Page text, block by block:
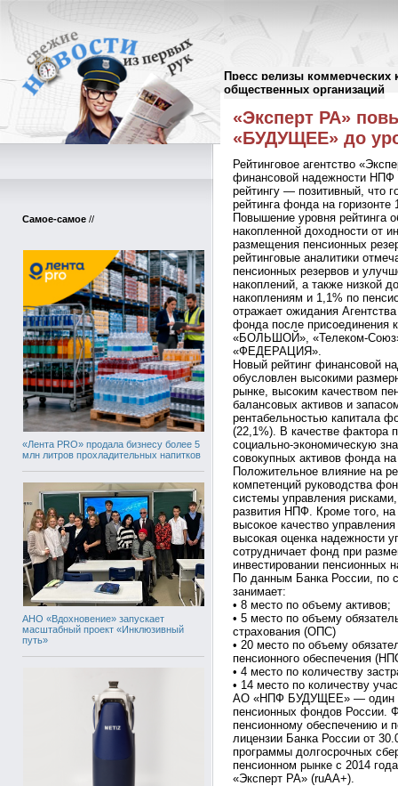
Пресс релизы коммерческих
общественных организаций
Самое-самое //
«Лента PRO» продала бизнесу более 5
млн литров прохладительных напитков
АНО «Вдохновение» запускает
масштабный проект «Инклюзивный
путь»
Пресс-релизы//
«Эксперт РА»
«БУДУЩЕЕ» до
Рейтинговое агентство
финансовой надежности
рейтингу — позитивный, что
рейтинга фонда на горизонте
Повышение уровня рейтинга
накопленной доходности от
размещения пенсионных
рейтинговые аналитики
пенсионных резервов и
накоплений, а также низкой
накоплениям и 1,1% по
отражает ожидания
фонда после
«БОЛЬШОЙ», «Телеком-
«ФЕДЕРАЦИЯ».
Новый рейтинг финансовой
обусловлен высокими
рынке, высоким качеством
балансовых активов и
рентабельностью капитала
(22,1%). В качестве фактора
социально-экономическую
совокупных активов фонда
Положительное влияние на
компетенций руководства
системы управления рисками,
развития НПФ. Кроме того, на
высокое качество
высокая оценка надежности
сотрудничает фонд при
инвестировании пенсионных
По данным Банка России, по
занимает:
• 8 место по объему активов;
• 5 место по объему
страхования (ОПС)
• 20 место по объему
пенсионного обеспечения
• 4 место по количеству
• 14 место по количеству
АО «НПФ БУДУЩЕЕ» — один
пенсионных фондов России.
пенсионному обеспечению и
лицензии Банка России от
программы долгосрочных
пенсионном рынке с 2014
«Эксперт РА» (ruAА+).